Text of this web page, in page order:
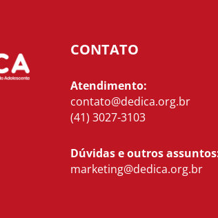
CONTATO
Atendimento:
contato@dedica.org.br
(41) 3027-3103
Dúvidas e outros
marketing@dedica.org.br